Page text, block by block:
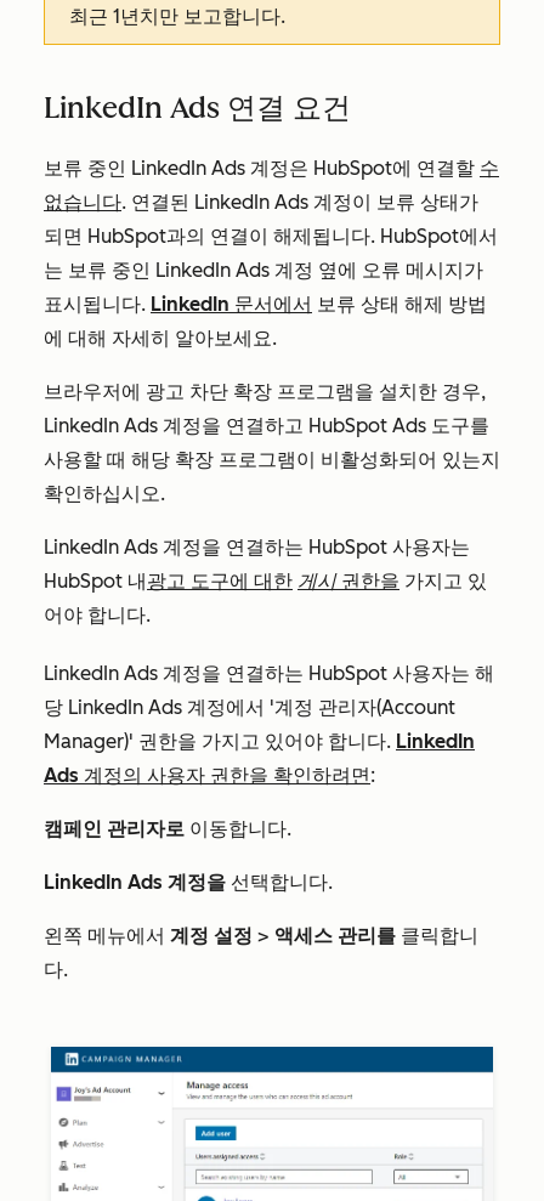
최근 1년치만 보고합니다.
LinkedIn Ads 연결 요건
보류 중인 LinkedIn Ads 계정은 HubSpot에 연결할 수
없습니다. 연결된 LinkedIn Ads 계정이 보류 상태가
되면 HubSpot과의 연결이 해제됩니다. HubSpot에서
는 보류 중인 LinkedIn Ads 계정 옆에 오류 메시지가
표시됩니다. LinkedIn 문서에서 보류 상태 해제 방법
에 대해 자세히 알아보세요.
브라우저에 광고 차단 확장 프로그램을 설치한 경우,
LinkedIn Ads 계정을 연결하고 HubSpot Ads 도구를
사용할 때 해당 확장 프로그램이 비활성화되어 있는지
확인하십시오.
LinkedIn Ads 계정을 연결하는 HubSpot 사용자는
HubSpot 내광고 도구에 대한 게시 권한을 가지고 있
어야 합니다.
LinkedIn Ads 계정을 연결하는 HubSpot 사용자는 해
당 LinkedIn Ads 계정에서 '계정 관리자(Account
Manager)' 권한을 가지고 있어야 합니다. LinkedIn
Ads 계정의 사용자 권한을 확인하려면:
캠페인 관리자로 이동합니다.
LinkedIn Ads 계정을 선택합니다.
왼쪽 메뉴에서 계정 설정 > 액세스 관리를 클릭합니
다.